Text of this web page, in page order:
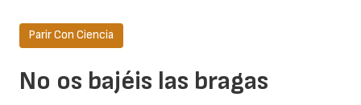
No os bajéis las bragas
Parir Con Ciencia